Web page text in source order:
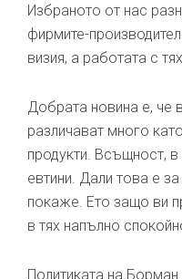
Избраното от нас
фирмите-
визия, а работата с
Добрата новина е, че
различават много
продукти. Всъщност,
евтини. Дали това е
покаже. Ето защо ви
в тях напълно
Политиката на